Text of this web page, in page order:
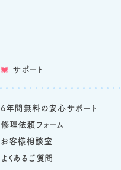
サポート
6年間無料の安心サポート
修理依頼フォーム
お客様相談室
よくあるご質問